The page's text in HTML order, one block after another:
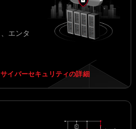
エンタ
イバーセキュリティの詳細